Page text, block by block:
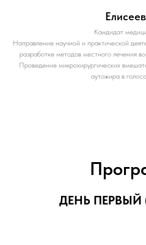
Кандидат
Направление научной и практической
разработке методов местного лечения
Проведение микрохирургических
аутожира в
ДЕНЬ ПЕРВЫЙ